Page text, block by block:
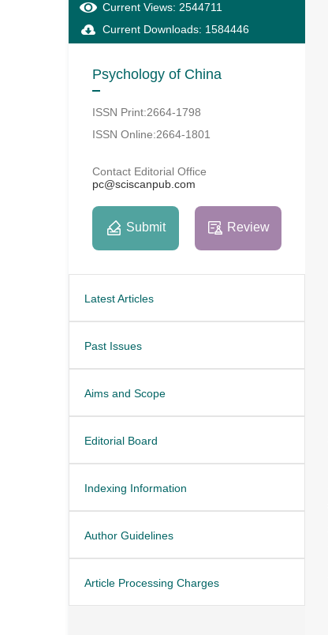
Current Views: 2544711
Current Downloads: 1584446
Psychology of China
ISSN Print:2664-1798
ISSN Online:2664-1801
Contact Editorial Office
pc@sciscanpub.com
Submit Review
Latest Articles
Past Issues
Aims and Scope
Editorial Board
Indexing Information
Author Guidelines
Article Processing Charges